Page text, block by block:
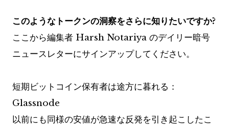
このようなトークンの洞察をさらに知りたいですか?
ここから編集者 Harsh Notariya のデイリー暗号
ニュースレターにサインアップしてください。
短期ビットコイン保有者は途方に暮れる：
Glassnode
以前にも同様の安値が急速な反発を引き起こしたこ